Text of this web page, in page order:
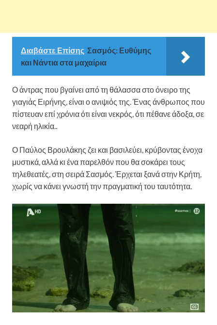
Διαβάστε Επίσης Σασμός: Ευθύμης
και Νάντια στα μαχαίρια
Ο άντρας που βγαίνει από τη θάλασσα στο όνειρο της
γιαγιάς Ειρήνης, είναι ο ανιψιός της. Ένας άνθρωπος που
πίστευαν επί χρόνια ότι είναι νεκρός, ότι πέθανε άδοξα, σε
νεαρή ηλικία..
Ο Παύλος Βρουλάκης ζει και βασιλεύει, κρύβοντας ένοχα
μυστικά, αλλά κι ένα παρελθόν που θα σοκάρει τους
τηλεθεατές, στη σειρά Σασμός. Έρχεται ξανά στην Κρήτη,
χωρίς να κάνει γνωστή την πραγματική του ταυτότητα.